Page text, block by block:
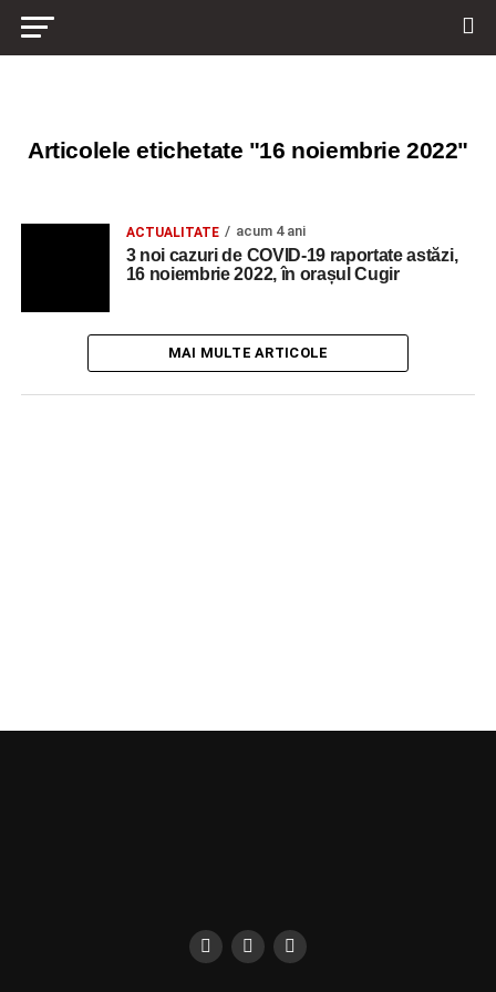
Articolele etichetate "16 noiembrie 2022"
ACTUALITATE acum 4 ani
3 noi cazuri de COVID-19 raportate astăzi,
16 noiembrie 2022, în orașul Cugir
MAI MULTE ARTICOLE